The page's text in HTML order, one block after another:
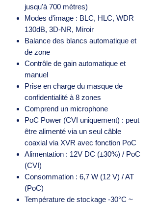
jusqu'à 700 mètres)
Modes d'image : BLC, HLC, WDR
130dB, 3D-NR, Miroir
Balance des blancs automatique et
de zone
Contrôle de gain automatique et
manuel
Prise en charge du masque de
confidentialité à 8 zones
Comprend un microphone
PoC Power (CVI uniquement) : peut
être alimenté via un seul câble
coaxial via XVR avec fonction PoC
Alimentation : 12V DC (±30%) / PoC
(CVI)
Consommation : 6,7 W (12 V) / AT
(PoC)
Température de stockage -30°C ~